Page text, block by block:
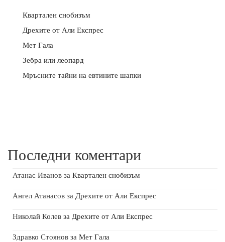
Квартален снобизъм
Дрехите от Али Експрес
Мет Гала
Зебра или леопард
Мръсните тайни на евтините шапки
Последни коментари
Атанас Иванов за Квартален снобизъм
Ангел Атанасов за Дрехите от Али Експрес
Николай Колев за Дрехите от Али Експрес
Здравко Стоянов за Мет Гала